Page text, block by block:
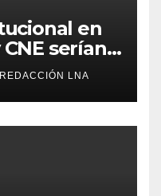
en
serían
de 2026
LNA